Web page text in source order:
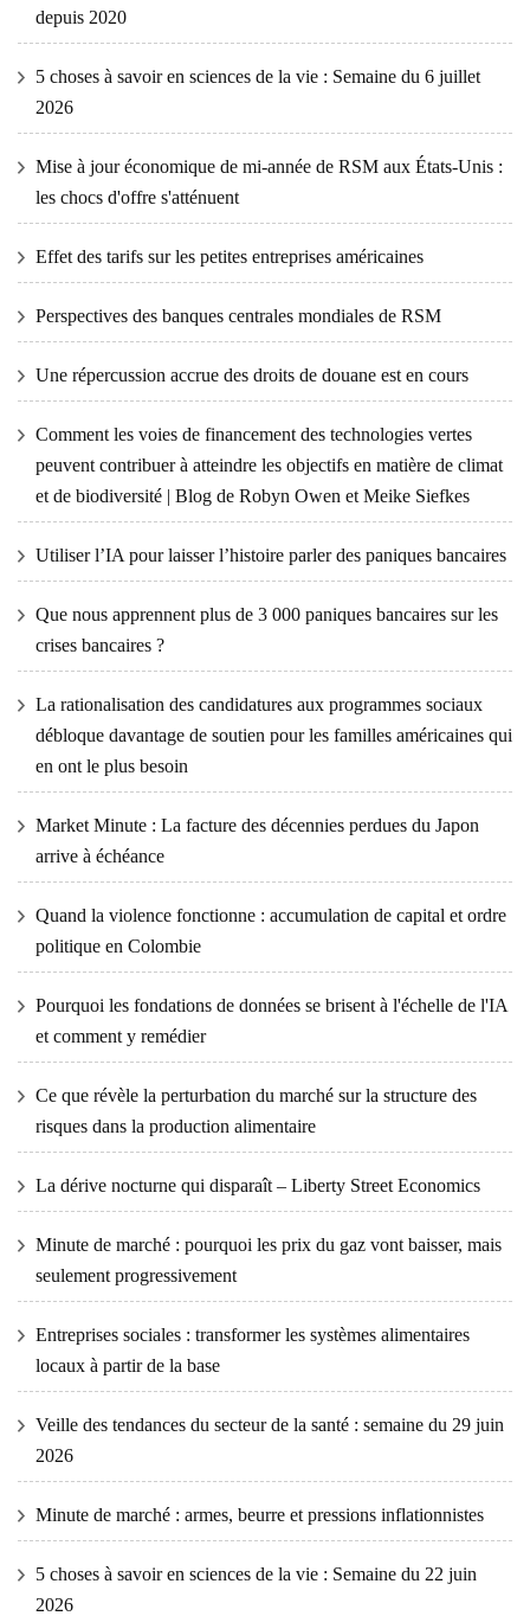
depuis 2020
5 choses à savoir en sciences de la vie : Semaine du 6 juillet
2026
Mise à jour économique de mi-année de RSM aux États-Unis :
les chocs d'offre s'atténuent
Effet des tarifs sur les petites entreprises américaines
Perspectives des banques centrales mondiales de RSM
Une répercussion accrue des droits de douane est en cours
Comment les voies de financement des technologies vertes
peuvent contribuer à atteindre les objectifs en matière de climat
et de biodiversité | Blog de Robyn Owen et Meike Siefkes
Utiliser l’IA pour laisser l’histoire parler des paniques bancaires
Que nous apprennent plus de 3 000 paniques bancaires sur les
crises bancaires ?
La rationalisation des candidatures aux programmes sociaux
débloque davantage de soutien pour les familles américaines qui
en ont le plus besoin
Market Minute : La facture des décennies perdues du Japon
arrive à échéance
Quand la violence fonctionne : accumulation de capital et ordre
politique en Colombie
Pourquoi les fondations de données se brisent à l'échelle de l'IA
et comment y remédier
Ce que révèle la perturbation du marché sur la structure des
risques dans la production alimentaire
La dérive nocturne qui disparaît – Liberty Street Economics
Minute de marché : pourquoi les prix du gaz vont baisser, mais
seulement progressivement
Entreprises sociales : transformer les systèmes alimentaires
locaux à partir de la base
Veille des tendances du secteur de la santé : semaine du 29 juin
2026
Minute de marché : armes, beurre et pressions inflationnistes
5 choses à savoir en sciences de la vie : Semaine du 22 juin
2026